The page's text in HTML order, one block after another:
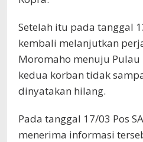
Setelah itu pada tanggal
kembali melanjutkan
Moromaho menuju Pulau
kedua korban tidak
dinyatakan hilang.
Pada tanggal 17/03 Pos
menerima informasi